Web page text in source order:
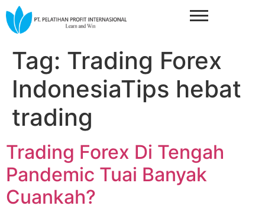
Tag: Trading Forex
IndonesiaTips hebat
trading
Trading Forex Di Tengah
Pandemic Tuai Banyak
Cuankah?